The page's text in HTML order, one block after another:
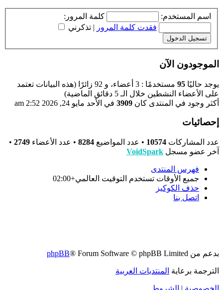
اسم المستخدم:
كلمة المرور:
فقدت كلمة المرور | تذكرني
الموجودون الآن
يوجد حاليًا 95
مستخدمًا : 3 أعضاء، و 92 زائرًا (هذه البيانات تعتمد
على الأعضاء النشطين خلال الـ 5 دقائق الماضية)
أكثر وجود في المنتدى كان 3909 في الأحد مايو 24, 2026 2:52 am
إحصائيات
عدد المشاركات 10574 • عدد المواضيع 8284 • عدد الأعضاء 2749
•
آخر عضو مسجل VoidSpark
فهرس المنتدى
جميع الأوقات تستخدم التوقيت العالمي+02:00
حذف الكوكيز
اتصل بنا
بدعم من phpBB® Forum Software © phpBB Limited
الترجمة برعاية المنتديات العربية